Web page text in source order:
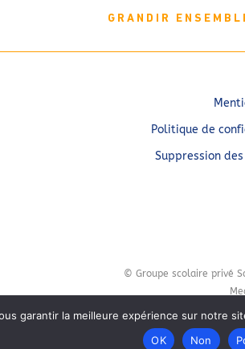
GRANDIR
Politique de
Suppression
© Groupe scolaire privé
garantir la meilleure expérience sur notre
OK
Non